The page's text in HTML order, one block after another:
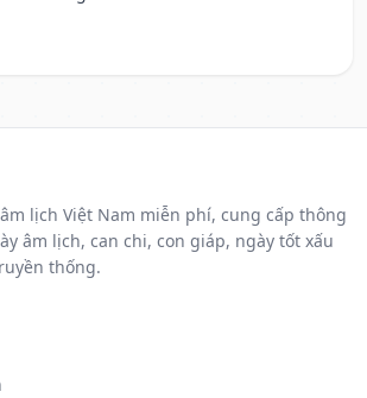
lịch Việt Nam miễn phí, cung cấp thông
âm lịch, can chi, con giáp, ngày tốt xấu
thống.